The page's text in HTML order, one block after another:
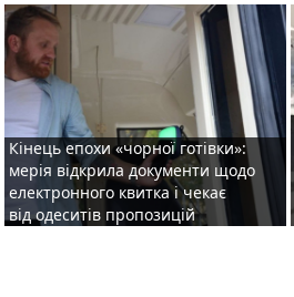
Кінець епохи «чорної готівки»:
мерія відкрила документи щодо
електронного квитка і чекає
від одеситів пропозицій